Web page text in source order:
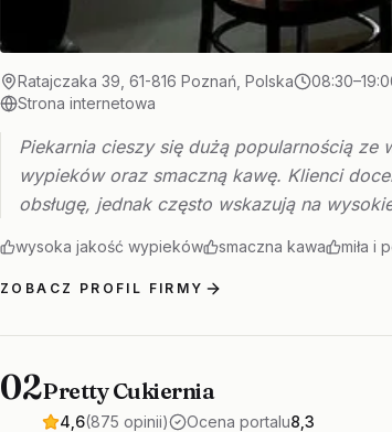
Ratajczaka 39, 61-816 Poznań, Polska
Strona internetowa
Piekarnia cieszy się dużą popularnością ze
wypieków oraz smaczną kawę. Klienci
obsługę, jednak często wskazują na
wysoka jakość wypieków smaczna kawa miła i
ZOBACZ PROFIL FIRMY
02Pretty Cukiernia
4,6(875 opinii) Ocena portalu8,3